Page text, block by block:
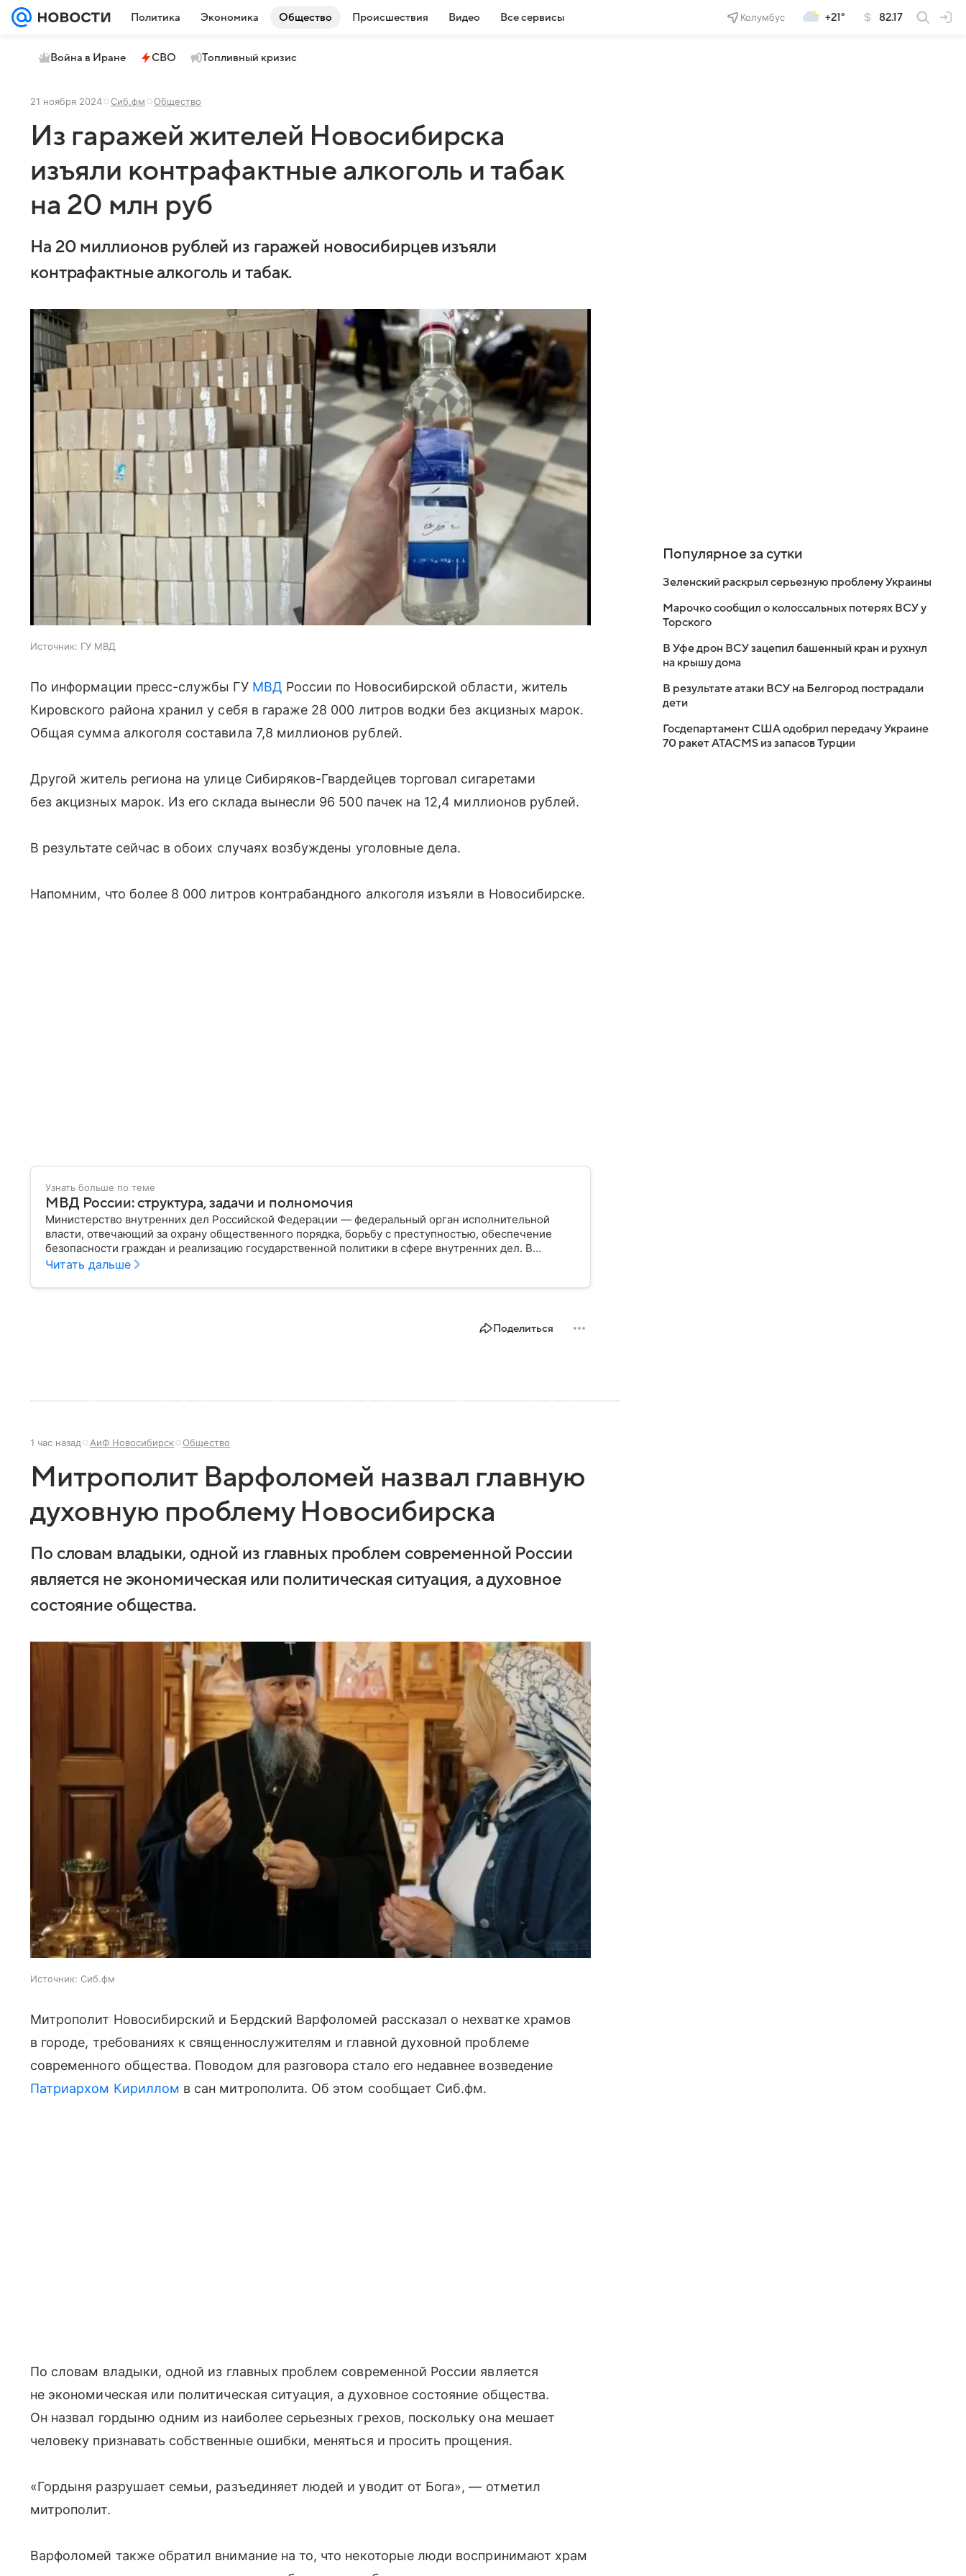
Политика Экономика Общество Происшествия Видео Все сервисы Колумбус +21° 82.17
Война в Иране СВО Топливный кризис
21 ноября 2024 Сиб.фм Общество
Из гаражей жителей Новосибирска
изъяли контрафактные алкоголь и табак
на 20 млн руб
На 20 миллионов рублей из гаражей новосибирцев изъяли
контрафактные алкоголь и табак.
Источник: ГУ МВД
По информации пресс-службы ГУ МВД России по Новосибирской области, житель
Кировского района хранил у себя в гараже 28 000 литров водки без акцизных марок.
Общая сумма алкоголя составила 7,8 миллионов рублей.
Другой житель региона на улице Сибиряков-Гвардейцев торговал сигаретами
без акцизных марок. Из его склада вынесли 96 500 пачек на 12,4 миллионов рублей.
В результате сейчас в обоих случаях возбуждены уголовные дела.
Напомним, что более 8 000 литров контрабандного алкоголя изъяли в Новосибирске.
Узнать больше по теме
МВД России: структура, задачи и полномочия
Министерство внутренних дел Российской Федерации — федеральный орган исполнительной
власти, отвечающий за охрану общественного порядка, борьбу с преступностью, обеспечение
безопасности граждан и реализацию государственной политики в сфере внутренних дел. В
материале рассказываем, чем занимается МВД России, какие задачи выполняет министерство, как
Читать дальше
Поделиться
1 час назад АиФ Новосибирск Общество
Митрополит Варфоломей назвал главную
духовную проблему Новосибирска
По словам владыки, одной из главных проблем современной России
является не экономическая или политическая ситуация, а духовное
состояние общества.
Источник: Сиб.фм
Митрополит Новосибирский и Бердский Варфоломей рассказал о нехватке храмов
в городе, требованиях к священнослужителям и главной духовной проблеме
современного общества. Поводом для разговора стало его недавнее возведение
Патриархом Кириллом в сан митрополита. Об этом сообщает Сиб.фм.
По словам владыки, одной из главных проблем современной России является
не экономическая или политическая ситуация, а духовное состояние общества.
Он назвал гордыню одним из наиболее серьезных грехов, поскольку она мешает
человеку признавать собственные ошибки, меняться и просить прощения.
«Гордыня разрушает семьи, разъединяет людей и уводит от Бога», — отметил
митрополит.
Варфоломей также обратил внимание на то, что некоторые люди воспринимают храм
Популярное за сутки
Зеленский раскрыл серьезную проблему Украины
Марочко сообщил о колоссальных потерях ВСУ у
Торского
В Уфе дрон ВСУ зацепил башенный кран и рухнул
на крышу дома
В результате атаки ВСУ на Белгород пострадали
дети
Госдепартамент США одобрил передачу Украине
70 ракет ATACMS из запасов Турции